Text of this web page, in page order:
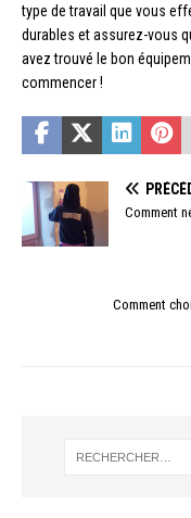
type de travail que vous
durables et assurez-vous
avez trouvé le bon
commencer !
Comment
Comment